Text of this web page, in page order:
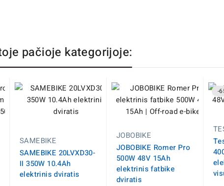
pačioje kategorijoje:
SAMEBIKE
SAMEBIKE 20LVXD30-
II 350W 10.4Ah
elektrinis dviratis
JOBOBIKE
JOBOBIKE Romer Pro
500W 48V 15Ah
elektrinis fatbike
dviratis
-